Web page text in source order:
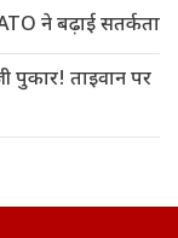
ने बढ़ाई सतर्कता
ताइवान पर